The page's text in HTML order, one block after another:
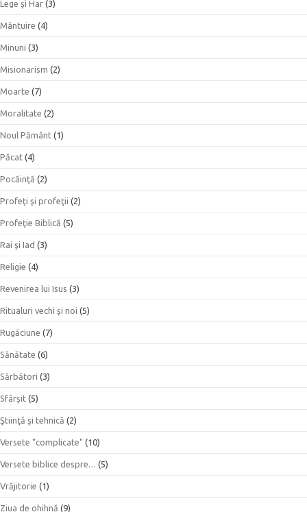
Lege şi Har (3)
Mântuire (4)
Minuni (3)
Misionarism (2)
Moarte (7)
Moralitate (2)
Noul Pământ (1)
Păcat (4)
Pocăinţă (2)
Profeţi şi profeţii (2)
Profeţie Biblică (5)
Rai şi Iad (3)
Religie (4)
Revenirea lui Isus (3)
Ritualuri vechi şi noi (5)
Rugăciune (7)
Sănătate (6)
Sărbători (3)
Sfârşit (5)
Ştiinţă şi tehnică (2)
Versete "complicate" (10)
Versete biblice despre… (5)
Vrăjitorie (1)
Ziua de ohihnă (9)